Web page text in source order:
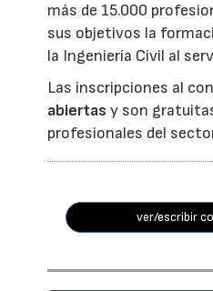
más de 15.000
sus objetivos la
la Ingeniería Civil al
Las inscripciones al
abiertas y son
profesionales del
ver/escribir